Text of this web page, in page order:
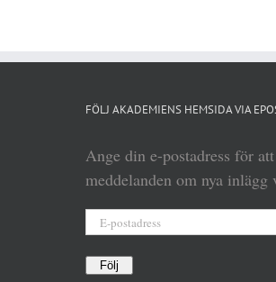
FÖLJ AKADEMIENS HEMSIDA VIA
Ange din e-postadress för
meddelanden om nya inlägg
Följ